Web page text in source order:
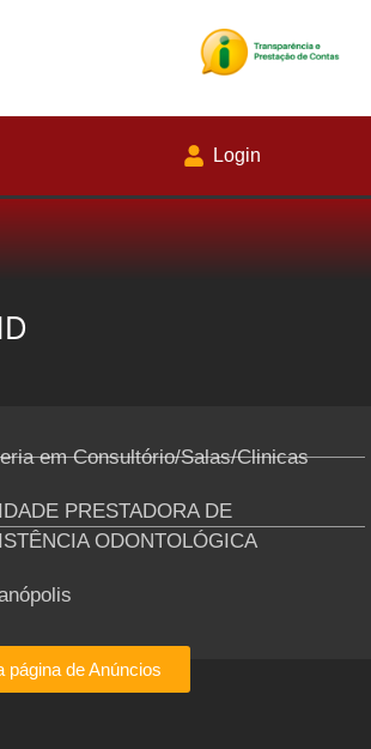
Login
em Consultório/Salas/Clinicas
PRESTADORA DE
ODONTOLÓGICA
página de Anúncios